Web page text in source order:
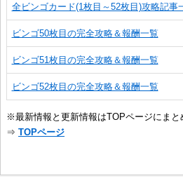
全ビンゴカード(1枚目～52枚目)攻略記事
ビンゴ50枚目の完全攻略＆報酬一覧
ビンゴ51枚目の完全攻略＆報酬一覧
ビンゴ52枚目の完全攻略＆報酬一覧
※最新情報と更新情報はTOPページにまと
⇒ TOPページ